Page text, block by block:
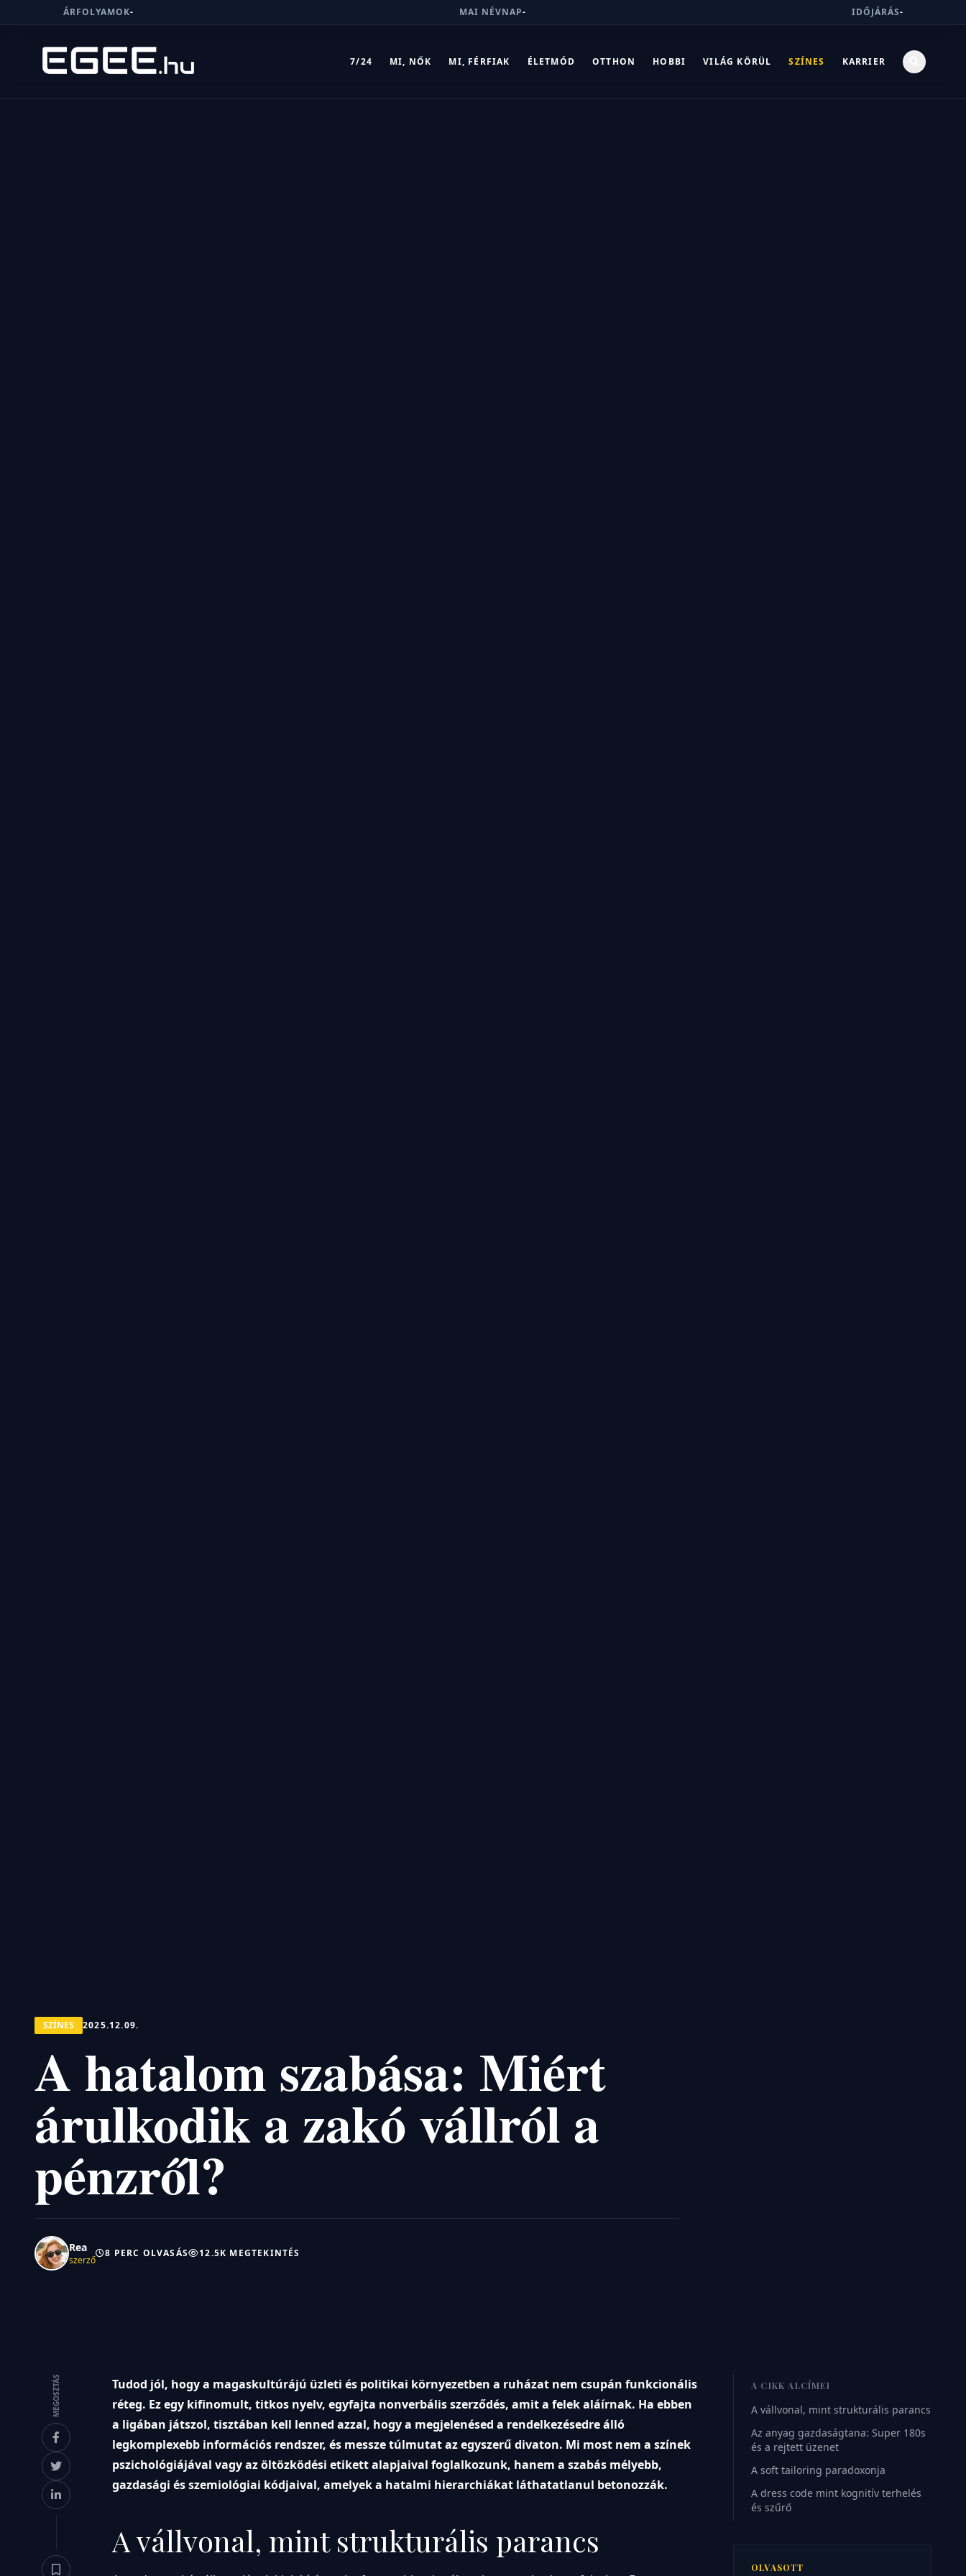
ÁRFOLYAMOK- MAI NÉVNAP- IDŐJÁRÁS-
7/24 MI, NŐK MI, FÉRFIAK ÉLETMÓD OTTHON HOBBI VILÁG KÖRÜL SZÍNES KARRIER
Menü
SZÍNES 2025.12.09.
A hatalom szabása: Miért
árulkodik a zakó vállról a
pénzről?
Rea
szerző
8 PERC OLVASÁS 12.5K MEGTEKINTÉS
MEGOSZTÁS
Tudod jól, hogy a magaskultúrájú üzleti és politikai környezetben a ruházat nem csupán funkcionális
réteg. Ez egy kifinomult, titkos nyelv, egyfajta nonverbális szerződés, amit a felek aláírnak. Ha ebben
a ligában játszol, tisztában kell lenned azzal, hogy a megjelenésed a rendelkezésedre álló
legkomplexebb információs rendszer, és messze túlmutat az egyszerű divaton. Mi most nem a színek
pszichológiájával vagy az öltözködési etikett alapjaival foglalkozunk, hanem a szabás mélyebb,
gazdasági és szemiológiai kódjaival, amelyek a hatalmi hierarchiákat láthatatlanul betonozzák.
A vállvonal, mint strukturális parancs
A CIKK ALCÍMEI
A vállvonal, mint strukturális parancs
Az anyag gazdaságtana: Super 180s
és a rejtett üzenet
A soft tailoring paradoxonja
A dress code mint kognitív terhelés
és szűrő
OLVASOTT